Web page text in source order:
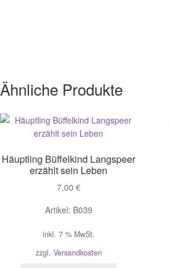
Ähnliche Produkte
Häuptling Büffelkind Langspeer
erzählt sein Leben
7,00 €
Artikel: B039
inkl. 7 % MwSt.
zzgl. Versandkosten